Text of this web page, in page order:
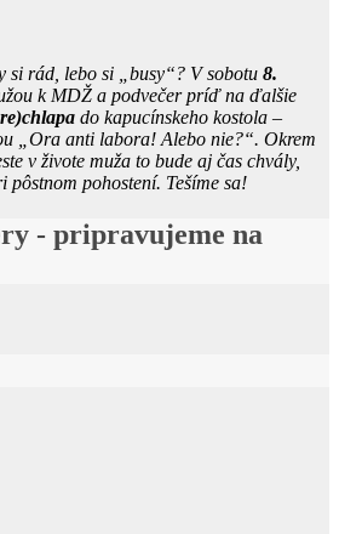
si rád, lebo si „busy“? V sobotu 8.
k MDŽ a podvečer príď na ďalšie
do kapucínskeho kostola –
„Ora anti labora! Alebo nie?“. Okrem
v živote muža to bude aj čas chvály,
pohostení. Tešíme sa!
- pripravujeme na